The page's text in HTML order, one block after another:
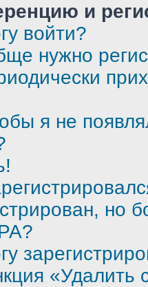
и
войти?
нужно
я не
но
«Удалить